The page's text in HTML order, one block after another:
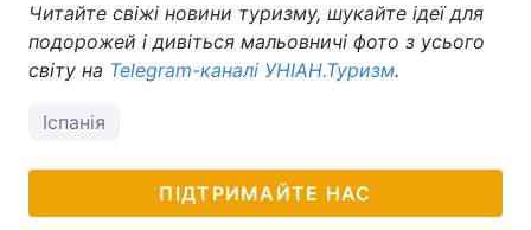
Читайте свіжі новини туризму, шукайте ідеї для
подорожей і дивіться мальовничі фото з усього
світу на Telegram-каналі УНІАН.Туризм.
Іспанія
ПІДТРИМАЙТЕ НАС